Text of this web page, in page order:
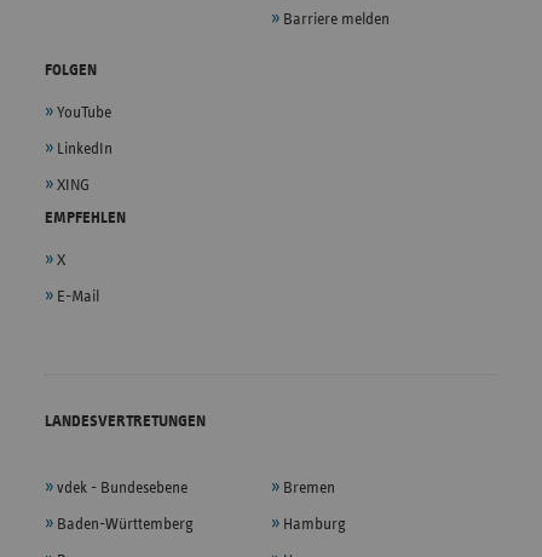
Barriere melden
FOLGEN
YouTube
LinkedIn
XING
EMPFEHLEN
X
E-Mail
LANDESVERTRETUNGEN
vdek - Bundesebene
Baden-Württemberg
Bremen
Hamburg